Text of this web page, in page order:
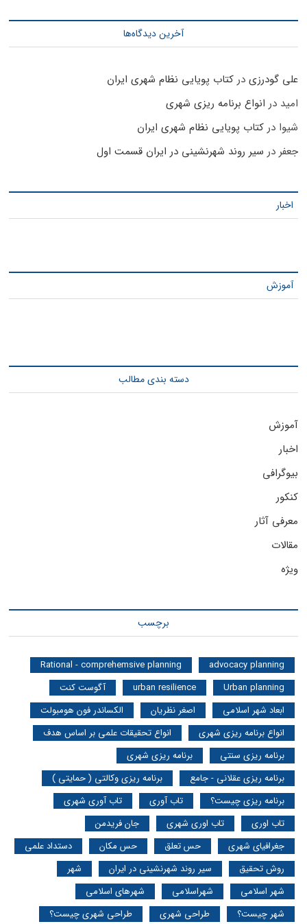
آخرین دیدگاه‌ها
علی گودرزی درکتاب پویایی نظام شهری ایران
امید در انواع برنامه ریزی شهری
شیوا درکتاب پویایی نظام شهری ایران
جعفر در سیر روند شهرنشینی در ایران قسمت اول
اخبار
آموزش
دسته بندی مطالب
آموزش
اخبار
بیوگرافی
کنکور
معرفی آثار
مقالات
ویژه
برچسب
advocacy planning
Rational - comprehemsive planning
Urban planning
urban resilience
آگوست کنت
ابعاد شهر اسلامی
اصغر نظریان
الکساندر فون هومبولت
انواع برنامه ریزی شهری
انواع تحقیقات علمی بر اساس هدف
برنامه ریزی سنتی
برنامه ریزی شهری
برنامه ریزی عقلانی - جامع
برنامه ریزی وکالتی ( حمایتی )
برنامه ریزی چیست؟
تاب آوری
تاب آوری شهری
تاب اوری
تاب اوری شهری
جان فریدمن
جغرافیای شهری
حس تعلق حس مکان
دستداد علمی
روش تحقیق
سیر روند شهرنشینی در ایران
شهر
شهر اسلامی
شهراسلامی
شهرهای اسلامی
شهر چیست؟
طراحی شهری
طراحی شهری چیست؟